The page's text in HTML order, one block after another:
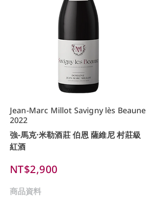
Jean-Marc Millot Savigny lès Beaune
2022
強-馬克·米勒酒莊 伯恩 薩維尼 村莊級
紅酒
NT$2,900
商品資料